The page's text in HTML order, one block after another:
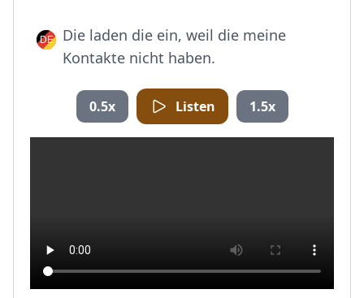
Die laden die ein, weil die meine
Kontakte nicht haben.
0.5x Listen 1.5x